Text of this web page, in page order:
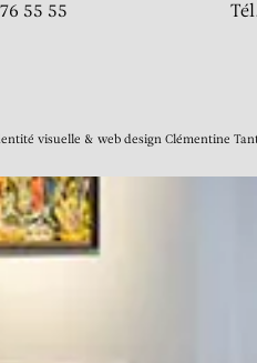
55 55
visuelle & web design Clémentine